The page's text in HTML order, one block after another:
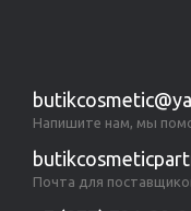
Напишите нам, мы
Почта для